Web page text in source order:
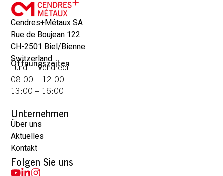
Cendres+Métaux SA
Rue de Boujean 122
CH-2501 Biel/Bienne
Switzerland
Öffnungszeiten
Lundi – Vendredi
08:00 – 12:00
13:00 – 16:00
Unternehmen
Über uns
Aktuelles
Kontakt
Folgen Sie uns